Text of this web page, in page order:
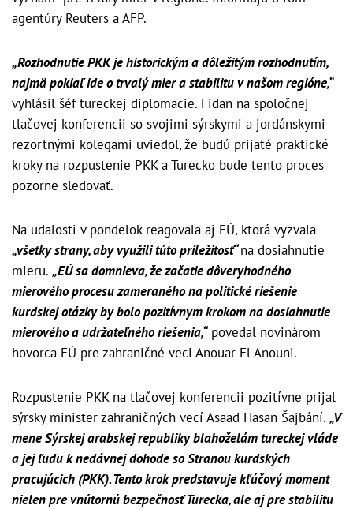
agentúry Reuters a AFP.
„Rozhodnutie PKK je historickým a dôležitým rozhodnutím,
najmä pokiaľ ide o trvalý mier a stabilitu v našom regióne,“
vyhlásil šéf tureckej diplomacie. Fidan na spoločnej
tlačovej konferencii so svojimi sýrskymi a jordánskymi
rezortnými kolegami uviedol, že budú prijaté praktické
kroky na rozpustenie PKK a Turecko bude tento proces
pozorne sledovať.
Na udalosti v pondelok reagovala aj EÚ, ktorá vyzvala
„všetky strany, aby využili túto príležitosť“na dosiahnutie
mieru. „EÚ sa domnieva, že začatie dôveryhodného
mierového procesu zameraného na politické riešenie
kurdskej otázky by bolo pozitívnym krokom na dosiahnutie
mierového a udržateľného riešenia,“povedal novinárom
hovorca EÚ pre zahraničné veci Anouar El Anouni.
Rozpustenie PKK na tlačovej konferencii pozitívne prijal
sýrsky minister zahraničných vecí Asaad Hasan Šajbání. „V
mene Sýrskej arabskej republiky blahoželám tureckej vláde
a jej ľudu k nedávnej dohode so Stranou kurdských
pracujúcich (PKK). Tento krok predstavuje kľúčový moment
nielen pre vnútornú bezpečnosť Turecka, ale aj pre stabilitu